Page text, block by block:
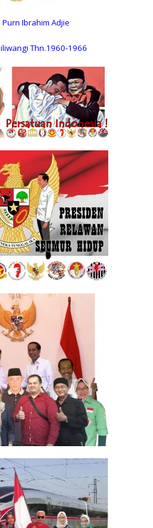
Purn Ibrahim Adjie
Thn.1960-1966